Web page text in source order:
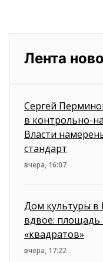
Лента
Сергей
в контрольно-
Власти
стандарт
вчера, 16:07
Дом культуры в
вдвое: площадь
«квадратов»
вчера, 17:22